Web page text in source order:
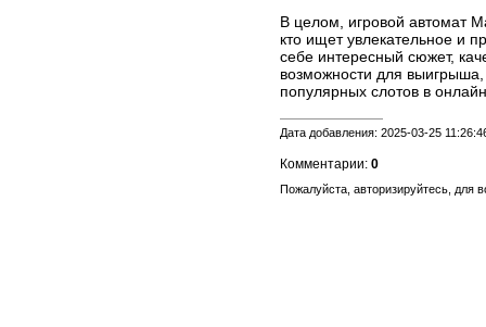
В целом, игровой автомат
кто ищет увлекательное и
себе интересный сюжет,
возможности для
популярных слотов в
Дата добавления: 2025-03-25
Комментарии: 0
Пожалуйста, авторизируйтесь, для